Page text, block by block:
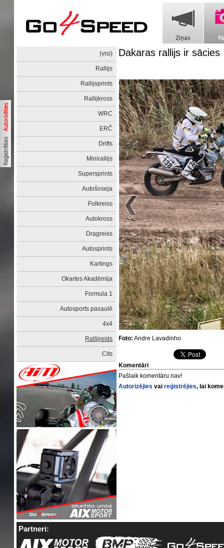
(visi)
Rallijs
Rallijsprints
Rallijkross
WRC
ERČ
Drifts
Minirallijs
Supersprints
Autošoseja
Folkreiss
Autokross
Dragreiss
Autosprints
Kartings
Okartes Akadēmija
Formula 1
Autosports pasaulē
4x4
Rallijreids
Cits
Dakaras rallijs ir sācies
Foto: Andre Lavadinho
Komentāri
Pašlaik komentāru nav!
Autorizējies vaireģistrējies, lai
Partneri: